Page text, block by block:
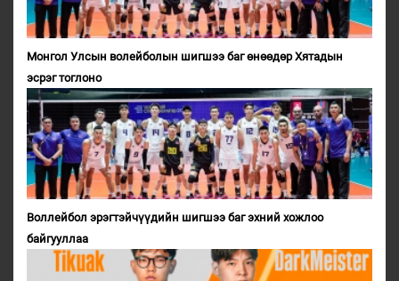
Монгол Улсын волейболын шигшээ баг өнөөдөр Хятадын
эсрэг тоглоно
Воллейбол эрэгтэйчүүдийн шигшээ баг эхний хожлоо
байгууллаа